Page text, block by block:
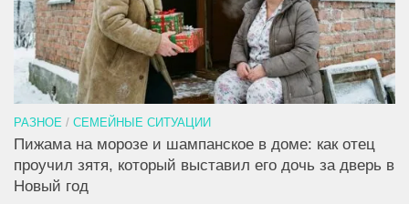
РАЗНОЕ / СЕМЕЙНЫЕ СИТУАЦИИ
Пижама на морозе и шампанское в доме: как отец
проучил зятя, который выставил его дочь за дверь в
Новый год